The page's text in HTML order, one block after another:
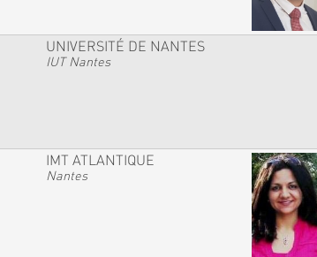
UNIVERSITÉ DE NANTES
IUT Nantes
IMT ATLANTIQUE
Nantes